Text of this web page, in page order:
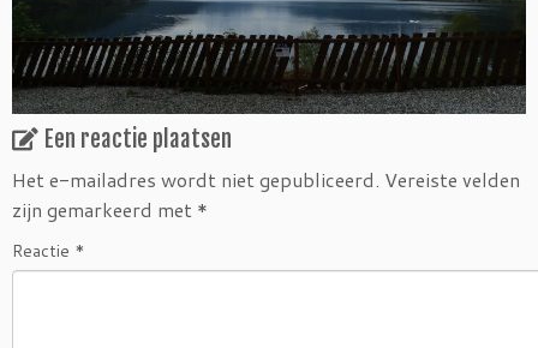
Een reactie plaatsen
Het e-mailadres wordt niet gepubliceerd. Vereiste velden
zijn gemarkeerd met *
Reactie *